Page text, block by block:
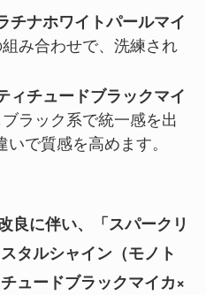
チナホワイトパールマイ
み合わせで、洗練され
ィチュードブラックマイ
ラック系で統一感を出
で質感を高めます。
良に伴い、「スパークリ
タルシャイン（モノト
ュードブラックマイカ×